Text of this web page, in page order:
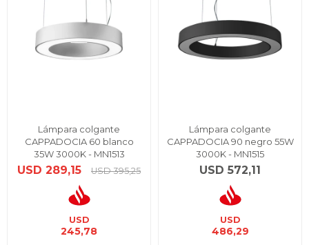
Lámpara colgante
CAPPADOCIA 60 blanco
35W 3000K - MN1513
USD 289,15 USD 395,25
USD
245,78
Lámpara colgante
CAPPADOCIA 90 negro 55W
3000K - MN1515
USD 572,11
USD
486,29